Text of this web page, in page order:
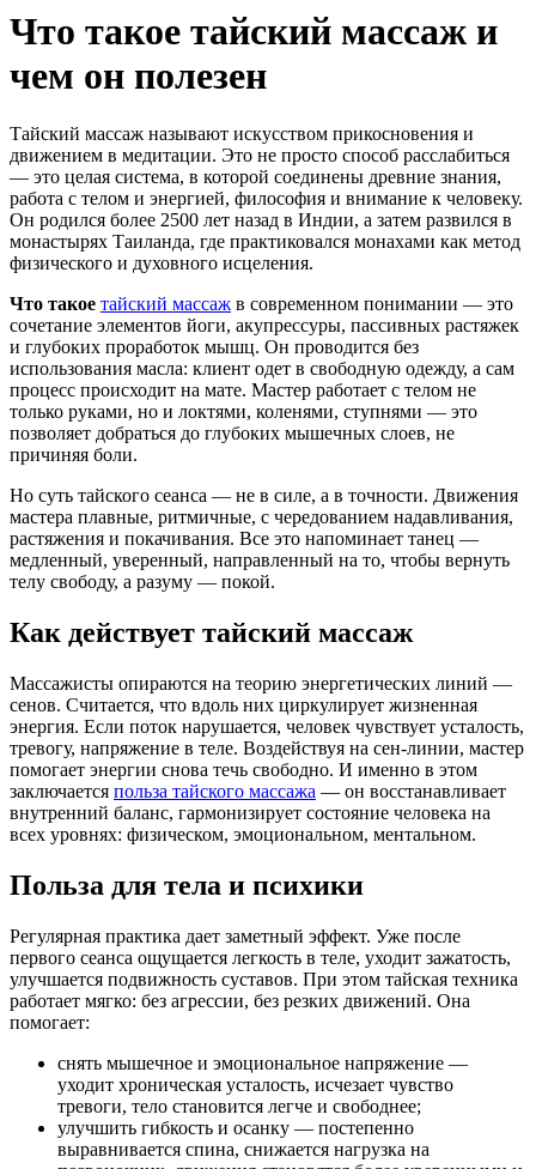
Что такое тайский массаж и
чем он полезен
Тайский массаж называют искусством прикосновения и
движением в медитации. Это не просто способ расслабиться
— это целая система, в которой соединены древние знания,
работа с телом и энергией, философия и внимание к человеку.
Он родился более 2500 лет назад в Индии, а затем развился в
монастырях Таиланда, где практиковался монахами как метод
физического и духовного исцеления.
Что такое тайский массаж в современном понимании — это
сочетание элементов йоги, акупрессуры, пассивных растяжек
и глубоких проработок мышц. Он проводится без
использования масла: клиент одет в свободную одежду, а сам
процесс происходит на мате. Мастер работает с телом не
только руками, но и локтями, коленями, ступнями — это
позволяет добраться до глубоких мышечных слоев, не
причиняя боли.
Но суть тайского сеанса — не в силе, а в точности. Движения
мастера плавные, ритмичные, с чередованием надавливания,
растяжения и покачивания. Все это напоминает танец —
медленный, уверенный, направленный на то, чтобы вернуть
телу свободу, а разуму — покой.
Как действует тайский массаж
Массажисты опираются на теорию энергетических линий —
сенов. Считается, что вдоль них циркулирует жизненная
энергия. Если поток нарушается, человек чувствует усталость,
тревогу, напряжение в теле. Воздействуя на сен-линии, мастер
помогает энергии снова течь свободно. И именно в этом
заключается польза тайского массажа — он восстанавливает
внутренний баланс, гармонизирует состояние человека на
всех уровнях: физическом, эмоциональном, ментальном.
Польза для тела и психики
Регулярная практика дает заметный эффект. Уже после
первого сеанса ощущается легкость в теле, уходит зажатость,
улучшается подвижность суставов. При этом тайская техника
работает мягко: без агрессии, без резких движений. Она
помогает:
снять мышечное и эмоциональное напряжение —
уходит хроническая усталость, исчезает чувство
тревоги, тело становится легче и свободнее;
улучшить гибкость и осанку — постепенно
выравнивается спина, снижается нагрузка на